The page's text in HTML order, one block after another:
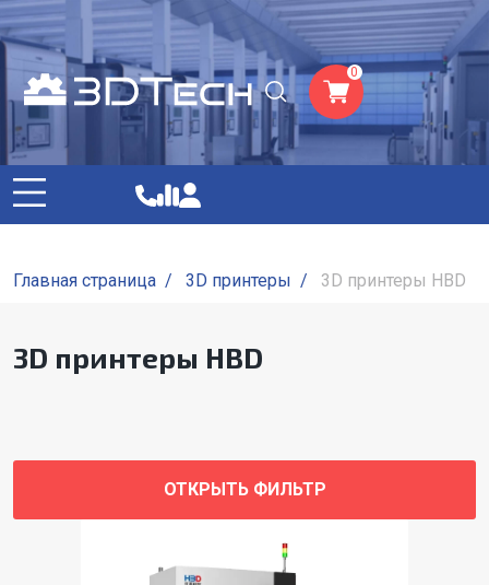
0
Главная страница / 3D принтеры / 3D принтеры HBD
3D принтеры HBD
ОТКРЫТЬ ФИЛЬТР